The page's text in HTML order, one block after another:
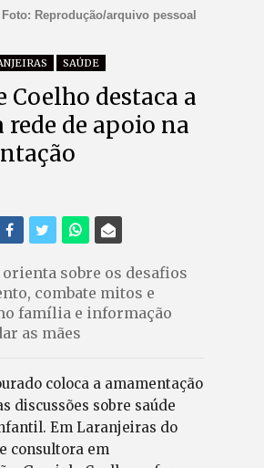
Reprodução/arquivo pessoal
SAÚDE
Coelho destaca a
rede de apoio na
sobre os desafios
combate mitos e
família e informação
as mães
coloca a amamentação
discussões sobre saúde
Em Laranjeiras do
consultora em